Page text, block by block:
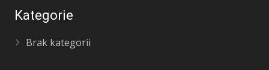
Kategorie
Brak kategorii